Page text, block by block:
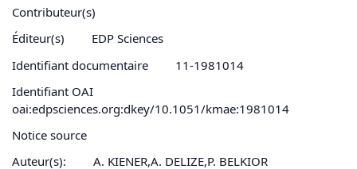
Contributeur(s)
Éditeur(s)
EDP Sciences
Identifiant documentaire
11-1981014
Identifiant OAI
oai:edpsciences.org:dkey/10.1051/kmae:1981014
Notice source
Auteur(s):
A. KIENER,A. DELIZE,P. BELKIOR